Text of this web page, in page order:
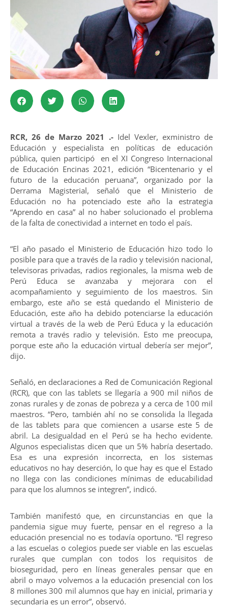
RCR, 26 de Marzo 2021 .-Idel Vexler, exministro de
Educación y especialista en políticas de educación
pública, quien participó en el XI Congreso Internacional
de Educación Encinas 2021, edición “Bicentenario y el
futuro de la educación peruana”, organizado por la
Derrama Magisterial, señaló que el Ministerio de
Educación no ha potenciado este año la estrategia
“Aprendo en casa” al no haber solucionado el problema
de la falta de conectividad a internet en todo el país.
“El año pasado el Ministerio de Educación hizo todo lo
posible para que a través de la radio y televisión nacional,
televisoras privadas, radios regionales, la misma web de
Perú Educa se avanzaba y mejorara con el
acompañamiento y seguimiento de los maestros. Sin
embargo, este año se está quedando el Ministerio de
Educación, este año ha debido potenciarse la educación
virtual a través de la web de Perú Educa y la educación
remota a través radio y televisión. Esto me preocupa,
porque este año la educación virtual debería ser mejor”,
dijo.
Señaló, en declaraciones a Red de Comunicación Regional
(RCR), que con las tablets se llegaría a 900 mil niños de
zonas rurales y de zonas de pobreza y a cerca de 100 mil
maestros. “Pero, también ahí no se consolida la llegada
de las tablets para que comiencen a usarse este 5 de
abril. La desigualdad en el Perú se ha hecho evidente.
Algunos especialistas dicen que un 5% habría desertado.
Esa es una expresión incorrecta, en los sistemas
educativos no hay deserción, lo que hay es que el Estado
no llega con las condiciones mínimas de educabilidad
para que los alumnos se integren”, indicó.
También manifestó que, en circunstancias en que la
pandemia sigue muy fuerte, pensar en el regreso a la
educación presencial no es todavía oportuno. “El regreso
a las escuelas o colegios puede ser viable en las escuelas
rurales que cumplan con todos los requisitos de
bioseguridad, pero en líneas generales pensar que en
abril o mayo volvemos a la educación presencial con los
8 millones 300 mil alumnos que hay en inicial, primaria y
secundaria es un error”, observó.